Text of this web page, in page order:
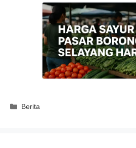
Categories
Berita